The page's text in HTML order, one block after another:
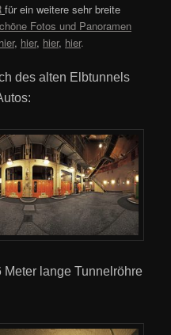
für ein weitere sehr breite
Fotos und Panoramen
hier, hier, hier, hier.
des alten Elbtunnels
lange Tunnelröhre